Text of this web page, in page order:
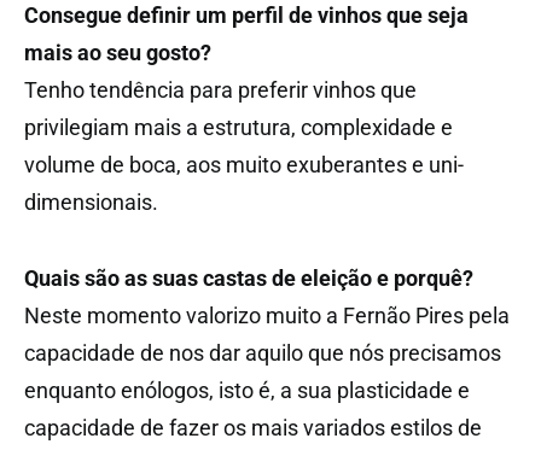
Consegue definir um perfil de vinhos que seja
mais ao seu gosto?
Tenho tendência para preferir vinhos que
privilegiam mais a estrutura, complexidade e
volume de boca, aos muito exuberantes e uni-
dimensionais.
Quais são as suas castas de eleição e porquê?
Neste momento valorizo muito a Fernão Pires pela
capacidade de nos dar aquilo que nós precisamos
enquanto enólogos, isto é, a sua plasticidade e
capacidade de fazer os mais variados estilos de